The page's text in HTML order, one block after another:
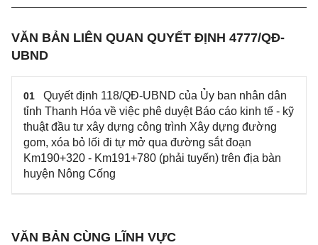
VĂN BẢN LIÊN QUAN QUYẾT ĐỊNH 4777/QĐ-
UBND
01
Quyết định 118/QĐ-UBND của Ủy ban nhân dân
tỉnh Thanh Hóa về việc phê duyệt Báo cáo kinh tế - kỹ
thuật đầu tư xây dựng công trình Xây dựng đường
gom, xóa bỏ lối đi tự mở qua đường sắt đoạn
Km190+320 - Km191+780 (phải tuyến) trên địa bàn
huyện Nông Cống
VĂN BẢN CÙNG LĨNH VỰC